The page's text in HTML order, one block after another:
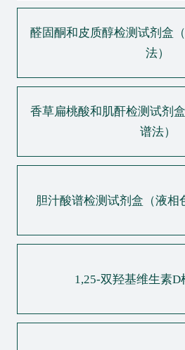
醛固酮和皮质醇检测试剂盒
法）
香草扁桃酸和肌酐检测试剂
谱法）
胆汁酸谱检测试剂盒（液相
1,25-双羟基维生素D